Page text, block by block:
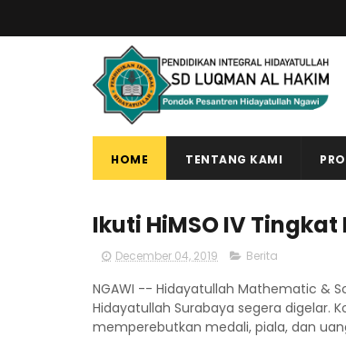
HOME TENTANG KAMI
Ikuti HiMSO IV
December 04, 2019 Berita
NGAWI -- Hidayatullah Mathematic &
Hidayatullah Surabaya segera digelar.
memperebutkan medali, piala, dan